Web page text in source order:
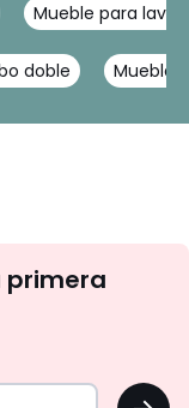
Mueble para
doble
primera
OK